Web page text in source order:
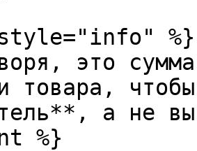
%}
это
товара,
а не
%}